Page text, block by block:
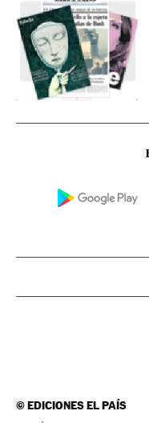
©EDICIONES EL PAÍS